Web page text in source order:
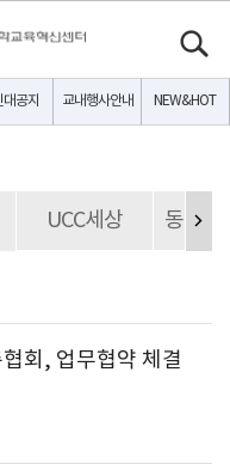
대공지 교내행사안내 NEW&HOT
UCC세상 동문
회, 업무협약 체결